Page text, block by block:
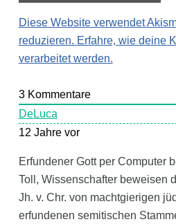
Diese Website verwendet
reduzieren. Erfahre, wie deine
verarbeitet werden.
3Kommentare
DeLuca
12 Jahre vor
Erfundener Gott per Computer
Toll, Wissenschafter beweisen
Jh. v. Chr. von machtgierigen
erfundenen semitischen